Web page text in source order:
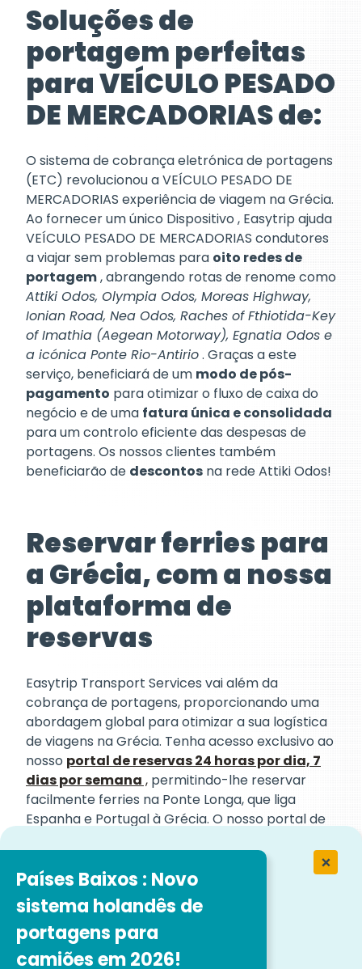
Países Baixos : Novo
sistema holandês de
portagens para
camiões em 2026!
Soluções de
portagem perfeitas
para VEÍCULO PESADO
DE MERCADORIAS de:
O sistema de cobrança eletrónica de portagens
(ETC) revolucionou a VEÍCULO PESADO DE
MERCADORIAS experiência de viagem na Grécia.
Ao fornecer um único Dispositivo , Easytrip ajuda
VEÍCULO PESADO DE MERCADORIAS condutores
a viajar sem problemas para oito redes de
portagem, abrangendo rotas de renome como
Attiki Odos, Olympia Odos, Moreas Highway,
Ionian Road, Nea Odos, Raches of Fthiotida-Key
of Imathia (Aegean Motorway), Egnatia Odos e
a icónica Ponte Rio-Antirio. Graças a este
serviço, beneficiará de um modo de pós-
pagamento para otimizar o fluxo de caixa do
negócio e de uma fatura única e consolidada
para um controlo eficiente das despesas de
portagens. Os nossos clientes também
beneficiarão de descontos na rede Attiki Odos!
Reservar ferries para
a Grécia, com a nossa
plataforma de
reservas
Easytrip Transport Services vai além da
cobrança de portagens, proporcionando uma
abordagem global para otimizar a sua logística
de viagens na Grécia. Tenha acesso exclusivo ao
nosso portal de reservas 24 horas por dia, 7
dias por semana , permitindo-lhe reservar
facilmente ferries na Ponte Longa, que liga
Espanha e Portugal à Grécia. O nosso portal de
sem esforço, permitindo Gestores de frotas
concentrar nas suas operações principais.
Ao combinar comos serviços gregos de
retorno do investimento e desbloquear mais
eficiências de custos.